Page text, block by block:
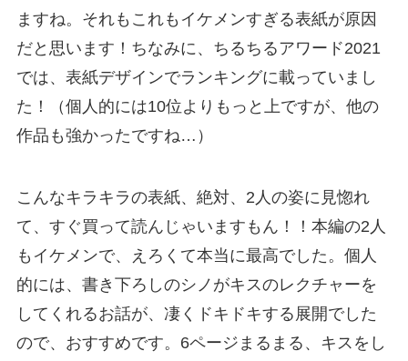
ますね。それもこれもイケメンすぎる表紙が原因
だと思います！ちなみに、ちるちるアワード2021
では、表紙デザインでランキングに載っていまし
た！（個人的には10位よりもっと上ですが、他の
作品も強かったですね…）
こんなキラキラの表紙、絶対、2人の姿に見惚れ
て、すぐ買って読んじゃいますもん！！本編の2人
もイケメンで、えろくて本当に最高でした。個人
的には、書き下ろしのシノがキスのレクチャーを
してくれるお話が、凄くドキドキする展開でした
ので、おすすめです。6ページまるまる、キスをし